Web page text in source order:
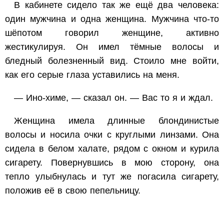
В кабинете сидело так же ещё два человека:
один мужчина и одна женщина. Мужчина что-то
шёпотом говорил женщине, активно
жестикулируя. Он имел тёмные волосы и
бледный болезненный вид. Стоило мне войти,
как его серые глаза уставились на меня.
— Ино-химе, — сказал он. — Вас то я и ждал.
Женщина имела длинные блондинистые
волосы и носила очки с круглыми линзами. Она
сидела в белом халате, рядом с окном и курила
сигарету. Повернувшись в мою сторону, она
тепло улыбнулась и тут же погасила сигарету,
положив её в свою пепельницу.